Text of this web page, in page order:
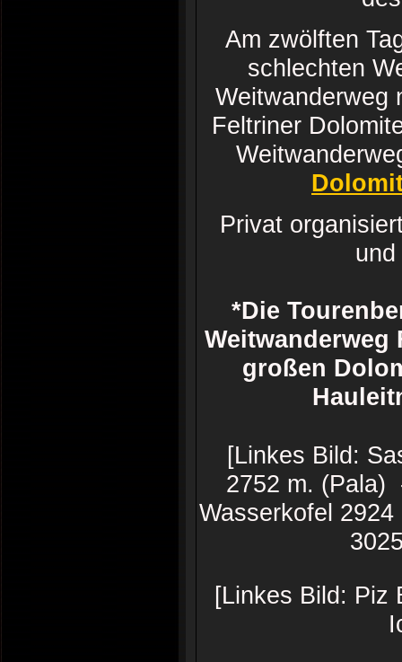
Am zwölften
schlechten
Weitwanderweg
Feltriner
Privat
*Die
großen
[Linkes Bild:
2752 m. (Pala)
Wasserkofel
[Linkes Bild: